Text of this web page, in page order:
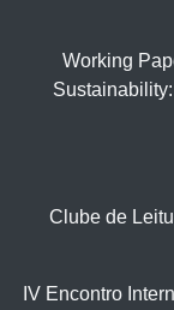
Working
Clube de
IV Encontro